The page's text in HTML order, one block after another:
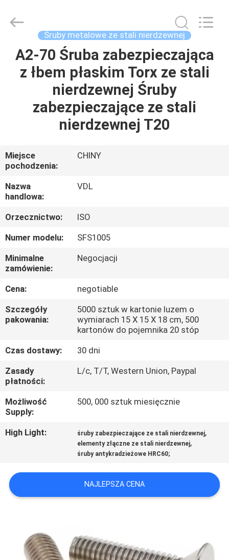
DOM
PRODUKTY
WYCIECZKA
PO
FABRYCE
KONTROLA
JAKOŚCI
SITEMAP
PRIVACY
LTD.
Śruby metalowe ze stali nierdzewnej
A2-70 Śruba zabezpieczająca
z łbem płaskim Torx ze stali
nierdzewnej Śruby
zabezpieczające ze stali
nierdzewnej T20
Miejsce
pochodzenia:
CHINY
Nazwa
handlowa:
VDL
Orzecznictwo:
ISO
Numer modelu:
SFS1005
Minimalne
zamówienie:
Negocjacji
Cena:
negotiable
Szczegóły
pakowania:
5000 sztuk w kartonie luzem o
wymiarach 15 X 15 X 18 cm, 500
kartonów do pojemnika 20 stóp
Czas dostawy:
30 dni
Zasady
płatności:
L/c, T/T, Western Union, Paypal
Możliwość
Supply:
500, 000 sztuk miesięcznie
High Light: śruby zabezpieczające ze stali nierdzewnej,
elementy złączne ze stali nierdzewnej,
śruby antykradzieżowe HRC60;
NAJLEPSZA CENA